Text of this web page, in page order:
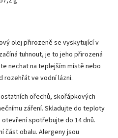
olej přirozeně se vyskytující v
tuhnout, je to jeho přirozená
nechat na teplejším místě nebo
rozehřát ve vodní lázni.
ořechů, skořápkových
záření. Skladujte do teploty
otevření spotřebujte do 14 dnů.
část obalu. Alergeny jsou